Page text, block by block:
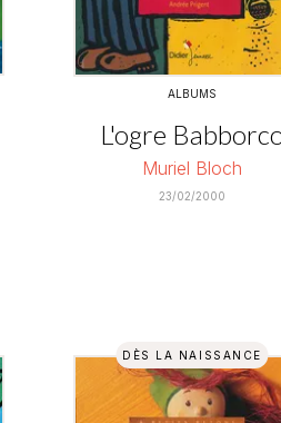
ALBUMS
L'ogre
Muriel Bloch
23/02/2000
DÈS LA NAISSANCE